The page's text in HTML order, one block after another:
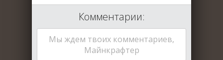
Комментарии:
Мы ждем твоих комментариев,
Майнкрафтер